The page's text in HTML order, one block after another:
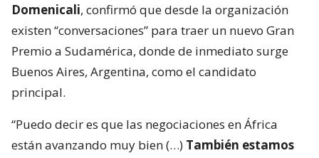
Domenicali, confirmó que desde la organización
existen “conversaciones” para traer un nuevo Gran
Premio a Sudamérica, donde de inmediato surge
Buenos Aires, Argentina, como el candidato
principal.
“Puedo decir es que las negociaciones en África
están avanzando muy bien (…) También estamos